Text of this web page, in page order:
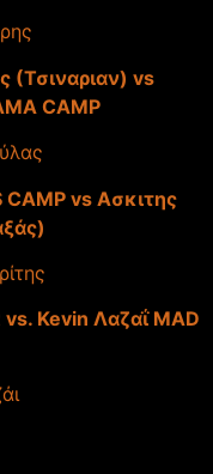
(Τσιναριαν) vs
CAMP
CAMP vs Ασκιτης
Kevin Λαζαΐ MAD